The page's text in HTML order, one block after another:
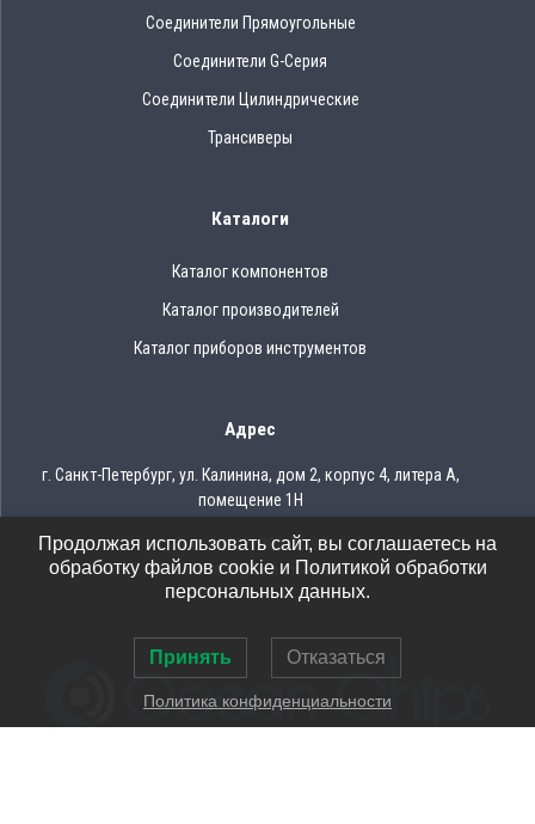
Соединители Прямоугольные
Соединители G-Серия
Соединители Цилиндрические
Трансиверы
Каталоги
Каталог компонентов
Каталог производителей
Каталог приборов инструментов
Адрес
г. Санкт-Петербург, ул. Калинина, дом 2, корпус 4, литера А,
помещение 1Н
Тел.: 8 (812) 309-75-97
Email: ocean@oceanchips.ru
Продолжая использовать сайт, вы соглашаетесь на
обработку файлов cookie и Политикой обработки
персональных данных.
Принять Отказаться
Политика конфиденциальности